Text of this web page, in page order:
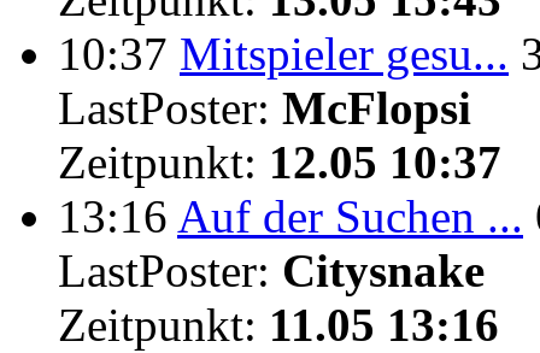
10:37 Mitspieler gesu...
LastPoster: McFlopsi
Zeitpunkt: 12.05 10:37
13:16 Auf der Suchen ...
LastPoster: Citysnake
Zeitpunkt: 11.05 13:16